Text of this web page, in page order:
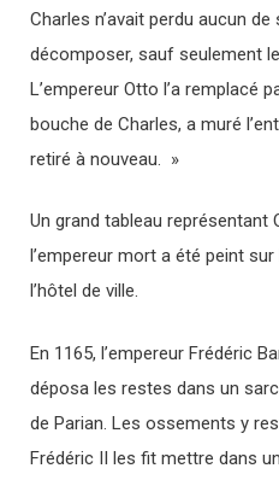
Charles n’avait perdu aucun
décomposer, sauf seulement
L’empereur Otto l’a remplacé
bouche de Charles, a muré
retiré à nouveau. »
Un grand tableau
l’empereur mort a été peint
l’hôtel de ville.
En 1165, l’empereur Frédéric
déposa les restes dans un
de Parian. Les ossements y
Frédéric II les fit mettre dans